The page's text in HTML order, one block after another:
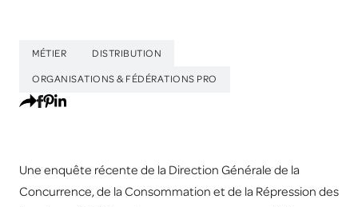
MÉTIER DISTRIBUTION
ORGANISATIONS & FÉDÉRATIONS PRO
Une enquête récente de la Direction Générale de la
Concurrence, de la Consommation et de la Répression des